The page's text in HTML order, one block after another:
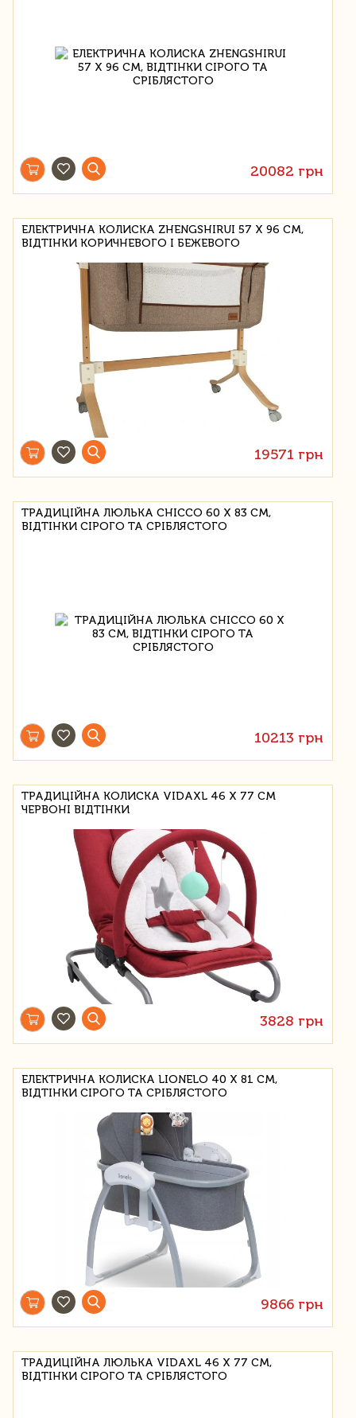
20082 грн
ЕЛЕКТРИЧНА КОЛИСКА ZHENGSHIRUI 57 Х 96 СМ,
ВІДТІНКИ КОРИЧНЕВОГО І БЕЖЕВОГО
19571 грн
ТРАДИЦІЙНА ЛЮЛЬКА CHICCO 60 Х 83 СМ,
ВІДТІНКИ СІРОГО ТА СРІБЛЯСТОГО
10213 грн
ТРАДИЦІЙНА КОЛИСКА VIDAXL 46 Х 77 СМ
ЧЕРВОНІ ВІДТІНКИ
3828 грн
ЕЛЕКТРИЧНА КОЛИСКА LIONELO 40 Х 81 СМ,
ВІДТІНКИ СІРОГО ТА СРІБЛЯСТОГО
9866 грн
ТРАДИЦІЙНА ЛЮЛЬКА VIDAXL 46 Х 77 СМ,
ВІДТІНКИ СІРОГО ТА СРІБЛЯСТОГО